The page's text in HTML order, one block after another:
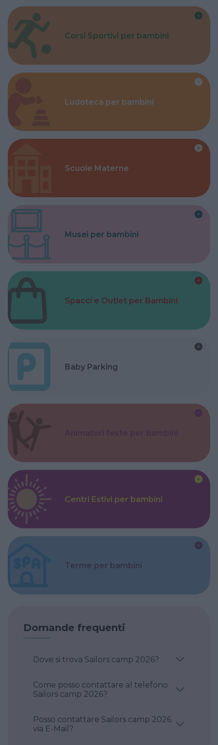
Corsi Sportivi per bambini
Ludoteca per bambini
Scuole Materne
Musei per bambini
Spacci e Outlet per Bambini
Baby Parking
Centri Estivi per bambini
Terme per bambini
Domande frequenti
Dove si trova Sailors camp 2026?
Come posso contattare al telefono
Sailors camp 2026?
Posso contattare Sailors camp 2026
via E-Mail?